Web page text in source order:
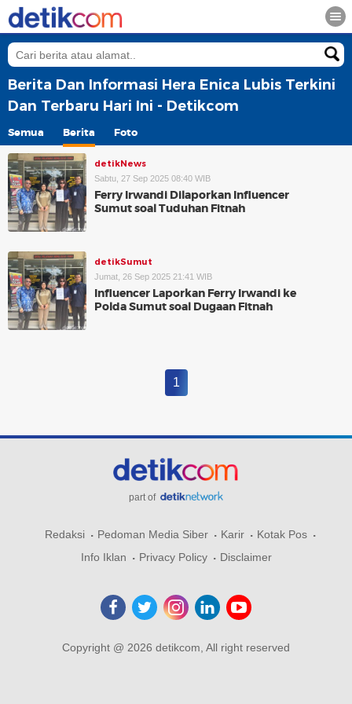
Berita Dan Informasi Hera Enica Lubis Terkini
Dan Terbaru Hari Ini - Detikcom
Semua Berita Foto
detikNews
Sabtu, 27 Sep 2025 08:40 WIB
Ferry Irwandi Dilaporkan Influencer
Sumut soal Tuduhan Fitnah
detikSumut
Jumat, 26 Sep 2025 21:41 WIB
Influencer Laporkan Ferry Irwandi ke
Polda Sumut soal Dugaan Fitnah
1
part of
Redaksi Pedoman Media Siber Karir
Kotak Pos
Info Iklan
Privacy Policy Disclaimer
Copyright @ 2026 detikcom, All right reserved